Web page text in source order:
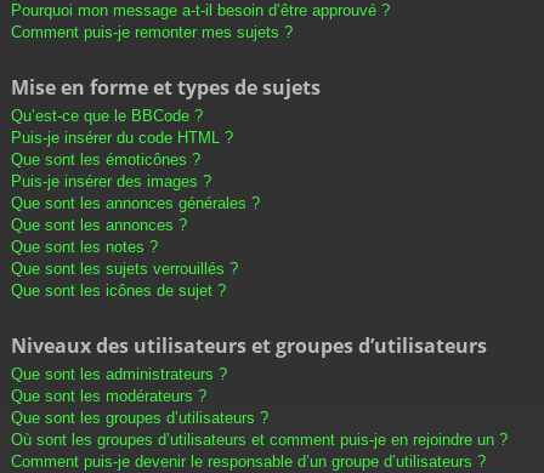
Pourquoi mon message a-t-il besoin d’être approuvé ?
Comment puis-je remonter mes sujets ?
Mise en forme et types de sujets
Qu’est-ce que le BBCode ?
Puis-je insérer du code HTML ?
Que sont les émoticônes ?
Puis-je insérer des images ?
Que sont les annonces générales ?
Que sont les annonces ?
Que sont les notes ?
Que sont les sujets verrouillés ?
Que sont les icônes de sujet ?
Niveaux des utilisateurs et groupes d’utilisateurs
Que sont les administrateurs ?
Que sont les modérateurs ?
Que sont les groupes d’utilisateurs ?
Où sont les groupes d’utilisateurs et comment puis-je en rejoindre un ?
Comment puis-je devenir le responsable d’un groupe d’utilisateurs ?